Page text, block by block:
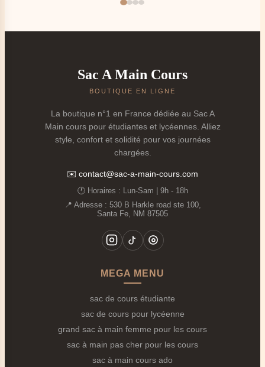
🎓 Un sac pensé pour les cours et le
Pour vos journées de travail, rendez-vous ou stages
ordinateur, agenda et dossiers.
Pour les déplacements quotidiens : bibliothèque,
ville, activités.
📏 Grande capacité et format A4
Grand Sac à Main Femme pour les
, c’est sa capacité à accueillir tout ce dont vous
📁 Documents, pochettes et chemises au format A4.
💻 Ordinateur portable ou tablette (selon les
📱 Téléphone, portefeuille, clés, petite trousse
Sac A Main Cours
BOUTIQUE EN LIGNE
La boutique n°1 en France dédiée au Sac A
Main cours pour étudiantes et lycéennes. Alliez
style, confort et solidité pour vos journées
chargées.
✉️ contact@sac-a-main-cours.com
🕐 Horaires : Lun‑Sam | 9h - 18h
📍 Adresse : 530 B Harkle road ste 100,
Santa Fe, NM 87505
MEGA MENU
sac de cours étudiante
sac de cours pour lycéenne
grand sac à main femme pour les cours
sac à main pas cher pour les cours
sac à main cours ado